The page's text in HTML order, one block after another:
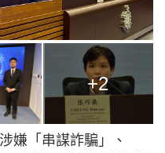
+2
嫌「串謀詐騙」、